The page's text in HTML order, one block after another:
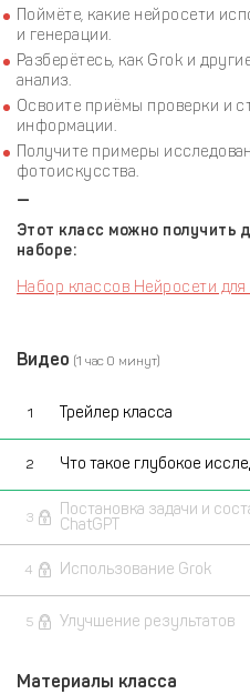
Поймёте, какие нейросети
и генерации.
Разберётесь, как Grok и
анализ.
Освоите приёмы проверки и
информации.
Получите примеры
фотоискусства.
—
Этот класс можно получить
наборе:
Набор классов Нейросети для
Видео (1 час 0 минут)
1 Трейлер класса
2 Что такое глубокое
3
Постановка задачи и
ChatGPT
4 Использование Grok
5 Улучшение результатов
Материалы класса